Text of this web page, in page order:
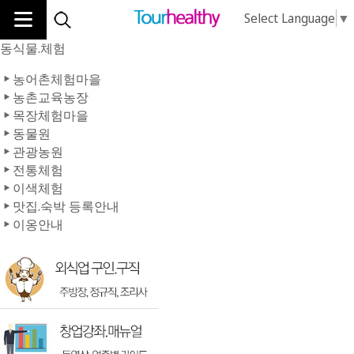
Select Language ▼
동식물.체험
농어촌체험마을
농촌교육농장
목장체험마을
동물원
관광농원
전통체험
이색체험
맛집.숙박 등록안내
이옹안내